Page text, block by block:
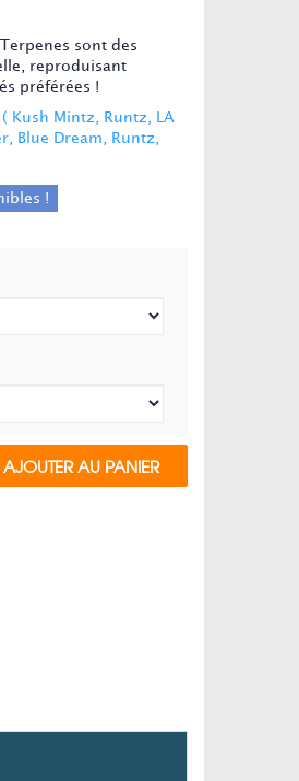
sont des
reproduisant
préférées !
Kush Mintz, Runtz, LA
Blue Dream, Runtz,
!
AJOUTER AU PANIER